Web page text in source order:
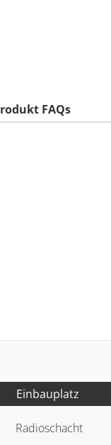
FAQs
Einbauplatz
Radioschacht